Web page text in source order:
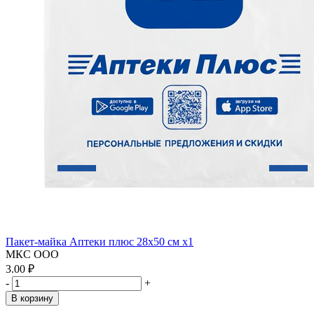
Пакет-майка Аптеки плюс 28х50 см x1
МКС ООО
3.00 ₽
-
+
В корзину